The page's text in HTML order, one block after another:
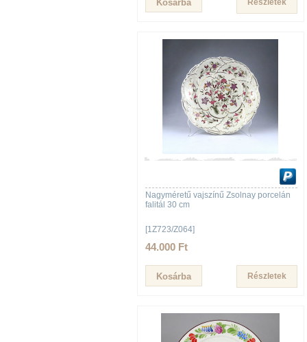
Részletek
Nagyméretű vajszínű Zsolnay porcelán
falitál 30 cm
[1Z723/Z064]
44.000 Ft
Részletek